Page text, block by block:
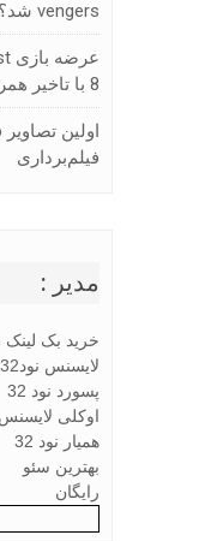
Vengers شد؟
8 با تاخیر همراه شد
فیلم‌برداری
مدیر :
خرید بک لینک behtarinbacklink.com
لایسنس نود32
پسورد نود 32
اوکلی لایسنس
همیار نود 32
بهترین سئو
رایگان